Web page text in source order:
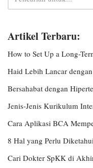
Artikel Terbaru:
How to Set Up a Long-
Haid Lebih Lancar
Bersahabat dengan
Jenis-Jenis Kurikulum
Cara Aplikasi BCA
8 Hal yang Perlu
Cari Dokter SpKK di